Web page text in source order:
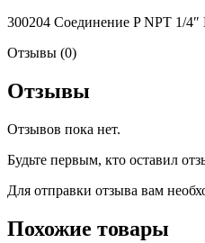
300204 Соединение P NPT 1/4″
Отзывы (0)
Отзывы
Отзывов пока нет.
Будьте первым, кто оставил
Для отправки отзыва вам
Похожие товары